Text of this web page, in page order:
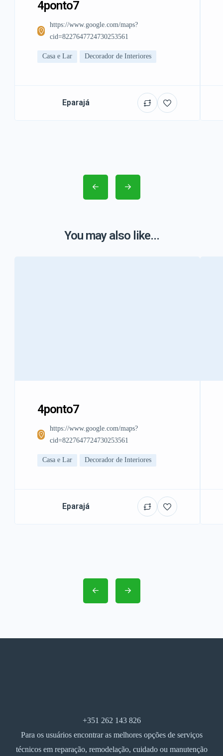
4ponto7
https://www.google.com/maps?
cid=8227647724730253561
Casa e Lar Decorador de Interiores
Eparajá
You may also like...
4ponto7
https://www.google.com/maps?
cid=8227647724730253561
Casa e Lar Decorador de Interiores
Eparajá
+351 262 143 826
Para os usuários encontrar as melhores opções de serviços
técnicos em reparação, remodelação, cuidado ou manutenção